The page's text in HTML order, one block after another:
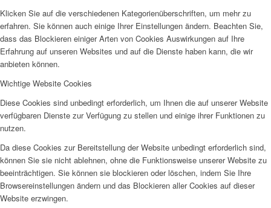
Links
Wir als Arbeitgeberin
Klicken Sie auf die verschiedenen Kategorienüberschriften, um mehr zu
erfahren. Sie können auch einige Ihrer Einstellungen ändern. Beachten Sie,
dass das Blockieren einiger Arten von Cookies Auswirkungen auf Ihre
Erfahrung auf unseren Websites und auf die Dienste haben kann, die wir
anbieten können.
Wichtige Website Cookies
Diese Cookies sind unbedingt erforderlich, um Ihnen die auf unserer Website
verfügbaren Dienste zur Verfügung zu stellen und einige ihrer Funktionen zu
nutzen.
Da diese Cookies zur Bereitstellung der Website unbedingt erforderlich sind,
können Sie sie nicht ablehnen, ohne die Funktionsweise unserer Website zu
beeinträchtigen. Sie können sie blockieren oder löschen, indem Sie Ihre
Browsereinstellungen ändern und das Blockieren aller Cookies auf dieser
Website erzwingen.